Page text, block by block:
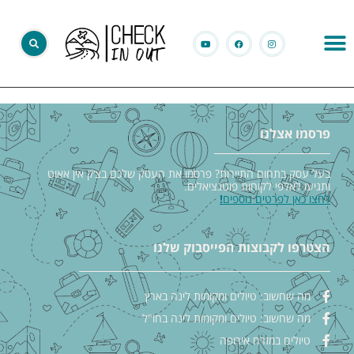
פרסמו אצלנו
בעל עסק בתחום התיירות? פרסמו את העסק שלכם בצ׳ק אין אאוט
ותגיעו לאלפי לקוחות פוטנציאלים.
לחצו כאן לפרטים נוספים!
הצטרפו לקבוצות הפייסבוק שלנו
מה שחשוב: טיולים ומקומות לינה בארץ
מה שחשוב: טיולים ומקומות לינה בחו"ל
טיולים במזרח אירופה